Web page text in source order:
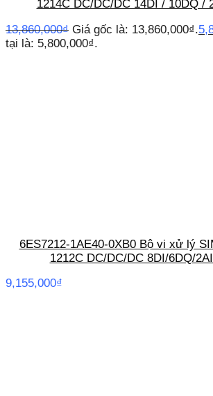
1214C DC/DC/DC 14DI / 10DQ /
13,860,000₫ Giá gốc là: 13,860,000₫.
tại là: 5,800,000₫.
6ES7212-1AE40-0XB0 Bộ vi xử lý
1212C DC/DC/DC 8DI/6DQ/
9,155,000₫